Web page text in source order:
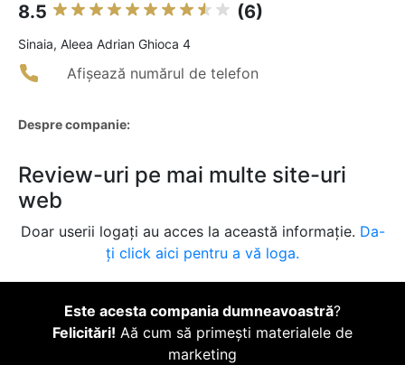
8.5 (6)
Sinaia, Aleea Adrian Ghioca 4
Afișează numărul de telefon
Despre companie:
Review-uri pe mai multe site-uri
web
Doar userii logați au acces la această informație. Da-
ți click aici pentru a vă loga.
Este acesta compania dumneavoastră?
Felicitări! Aă cum să primești materialele de
marketing